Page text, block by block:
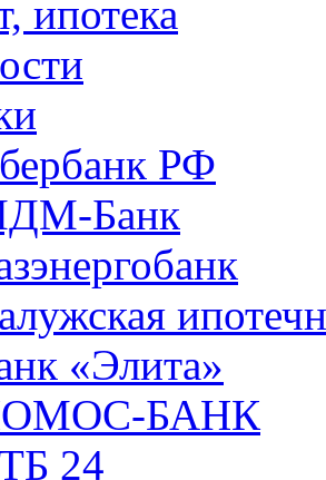
ипотека
РФ
Банк
«Элита»
БАНК
24